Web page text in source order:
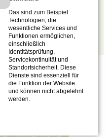
Das sind zum Beispiel
Technologien, die
wesentliche Services und
Funktionen ermöglichen,
einschließlich
Identitätsprüfung,
Servicekontinuität und
Standortsicherheit. Diese
Dienste sind essenziell für
die Funktion der Website
und können nicht abgelehnt
werden.